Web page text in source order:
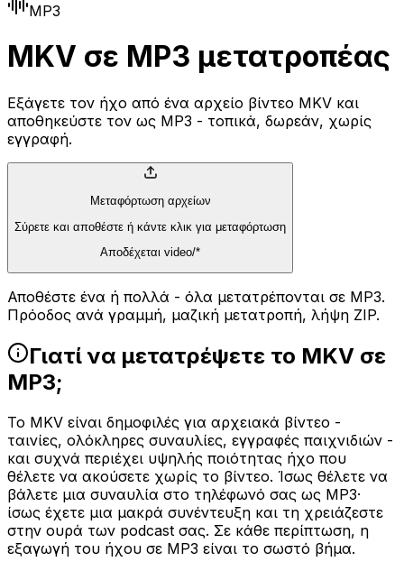
MP3
MKV σε MP3 μετατροπέας
Εξάγετε τον ήχο από ένα αρχείο βίντεο MKV και
αποθηκεύστε τον ως MP3 - τοπικά, δωρεάν, χωρίς
εγγραφή.
Μεταφόρτωση αρχείων
Σύρετε και αποθέστε ή κάντε κλικ για μεταφόρτωση
Αποδέχεται video/*
Αποθέστε ένα ή πολλά - όλα μετατρέπονται σε MP3.
Πρόοδος ανά γραμμή, μαζική μετατροπή, λήψη ZIP.
Γιατί να μετατρέψετε το MKV σε
MP3;
Το MKV είναι δημοφιλές για αρχειακά βίντεο -
ταινίες, ολόκληρες συναυλίες, εγγραφές παιχνιδιών -
και συχνά περιέχει υψηλής ποιότητας ήχο που
θέλετε να ακούσετε χωρίς το βίντεο. Ίσως θέλετε να
βάλετε μια συναυλία στο τηλέφωνό σας ως MP3·
ίσως έχετε μια μακρά συνέντευξη και τη χρειάζεστε
στην ουρά των podcast σας. Σε κάθε περίπτωση, η
εξαγωγή του ήχου σε MP3 είναι το σωστό βήμα.